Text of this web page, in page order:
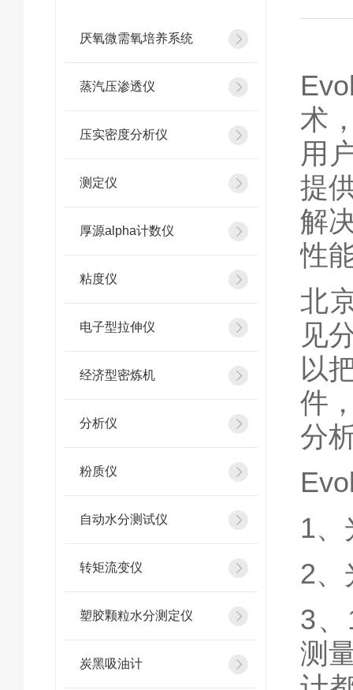
厌氧微需氧培养系统
蒸汽压渗透仪
压实密度分析仪
测定仪
厚源alpha计数仪
粘度仪
电子型拉伸仪
经济型密炼机
分析仪
粉质仪
自动水分测试仪
转矩流变仪
塑胶颗粒水分测定仪
炭黑吸油计
术
用
提
解
性
北
见
以
件
分
1、
2、
3
测